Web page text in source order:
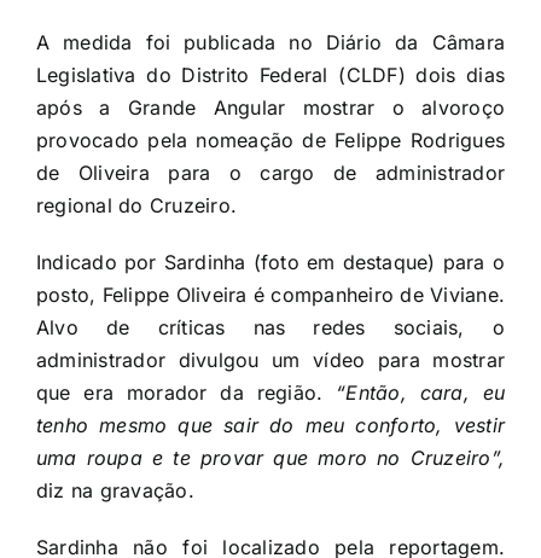
A medida foi publicada no Diário da Câmara
Legislativa do Distrito Federal (CLDF) dois dias
após a Grande Angular mostrar o alvoroço
provocado pela nomeação de Felippe Rodrigues
de Oliveira para o cargo de administrador
regional do Cruzeiro.
Indicado por Sardinha (foto em destaque) para o
posto, Felippe Oliveira é companheiro de Viviane.
Alvo de críticas nas redes sociais, o
administrador divulgou um vídeo para mostrar
que era morador da região. “Então, cara, eu
tenho mesmo que sair do meu conforto, vestir
uma roupa e te provar que moro no Cruzeiro”,
diz na gravação.
Sardinha não foi localizado pela reportagem.